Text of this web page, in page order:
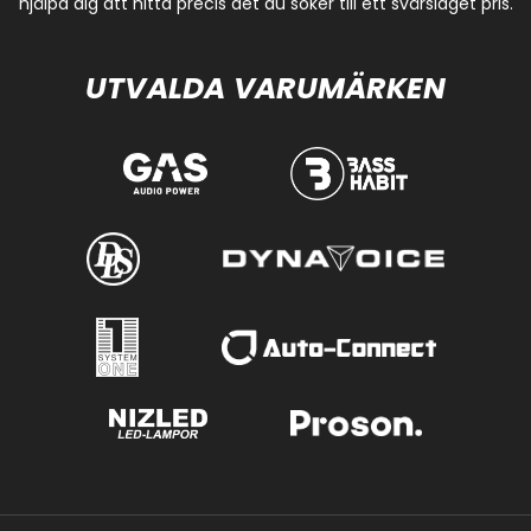
UTVALDA VARUMÄRKEN